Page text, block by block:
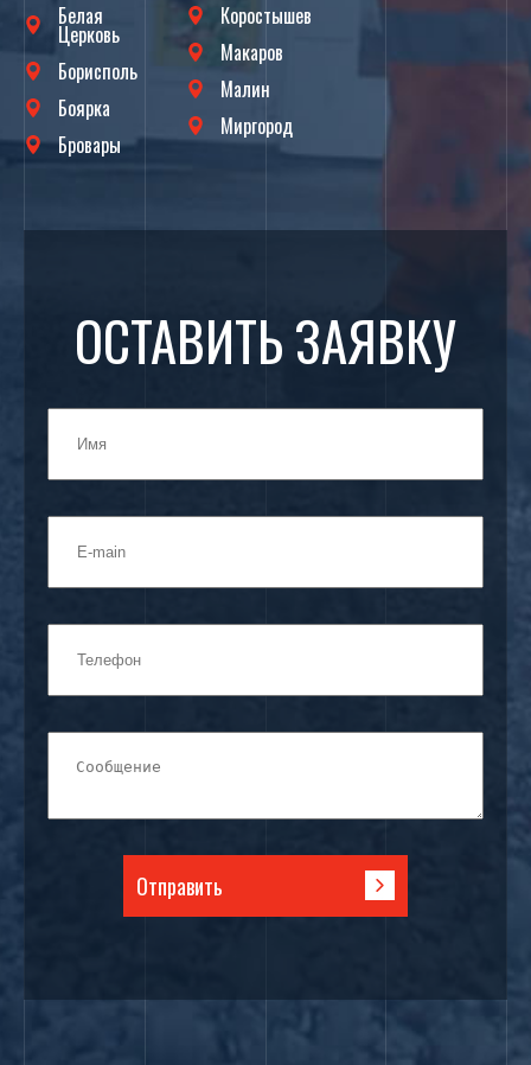
Белая
Церковь
Борисполь
Боярка
Бровары
Коростышев
Макаров
Малин
Миргород
ОСТАВИТЬ ЗАЯВКУ
Отправить